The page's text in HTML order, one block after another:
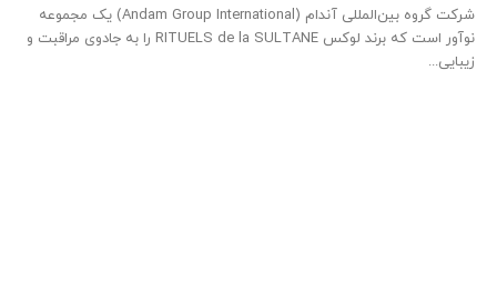
شرکت گروه بین‌المللی آندام (Andam Group International) یک مجموعه
نوآور است که برند لوکس RITUELS de la SULTANE را به جادوی مراقبت و
زیبایی...